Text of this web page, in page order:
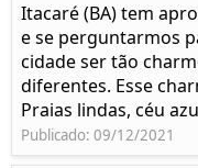
Itacaré (BA) tem
e se perguntarmos
cidade ser tão
diferentes. Esse
Praias lindas, céu
Publicado: 09/12/2021